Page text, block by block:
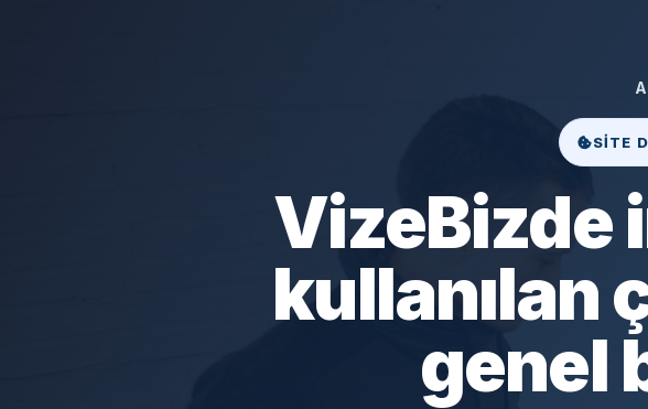
SITE
VizeBizde
kullanılan
genel